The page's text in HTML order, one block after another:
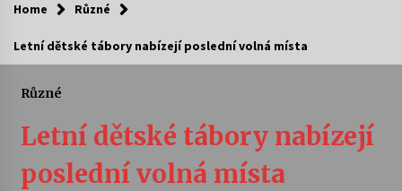
Kam za kulturou?
Vernisáž výstavy Josefíny Duškové: Stávám se
kapkou
Home Různé
Letní dětské tábory nabízejí poslední volná místa
Různé
Letní dětské tábory nabízejí
poslední volná místa